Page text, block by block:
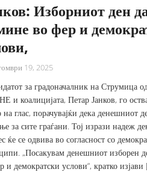
Изборниот ден
во фер и
19, 2025
за градоначалник на Струмица
и коалицијата, Петар Јанков, го
на глас, порачувајќи дека денешниот
за сите граѓани. ​Тој изрази надеж
ќе се одвива во согласност со
​„Посакувам денешниот изборен
и демократски услови“, кратко